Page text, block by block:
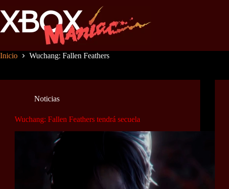
al
contenido
Inicio Wuchang: Fallen Feathers
Noticias
Wuchang: Fallen Feathers tendrá secuela